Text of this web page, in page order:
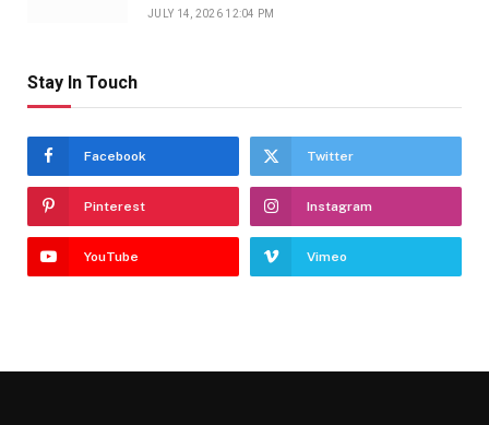
JULY 14, 2026 12:04 PM
Stay In Touch
Facebook Twitter
Pinterest Instagram
YouTube Vimeo